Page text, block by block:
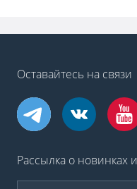
Оставайтесь на связи
Рассылка о новинках